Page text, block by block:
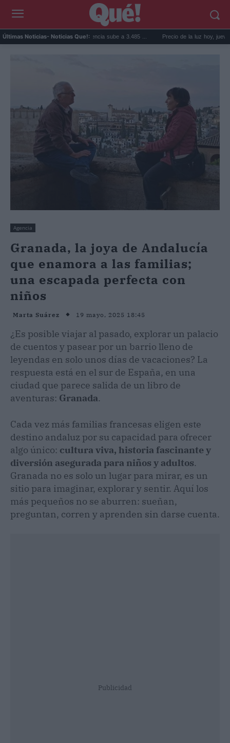
Últimas Noticias- Noticias Que!:
de la vivienda en Valencia sube a 3.485 ... Precio de la luz hoy, jueves 6 de
Agencia
Granada, la joya de Andalucía
que enamora a las familias;
una escapada perfecta con
niños
Marta Suárez 19 mayo, 2025 18:45
¿Es posible viajar al pasado, explorar un palacio
de cuentos y pasear por un barrio lleno de
leyendas en solo unos días de vacaciones? La
respuesta está en el sur de España, en una
ciudad que parece salida de un libro de
aventuras: Granada.
Cada vez más familias francesas eligen este
destino andaluz por su capacidad para ofrecer
algo único: cultura viva, historia fascinante y
diversión asegurada para niños y adultos.
Granada no es solo un lugar para mirar, es un
sitio para imaginar, explorar y sentir. Aquí los
más pequeños no se aburren: sueñan,
preguntan, corren y aprenden sin darse cuenta.
Publicidad